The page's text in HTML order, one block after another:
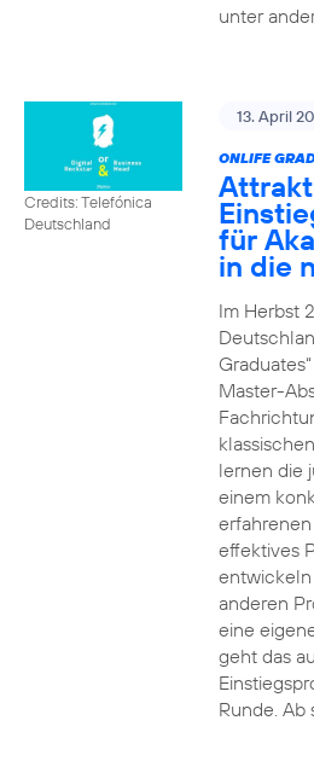
unter
Credits: Telefónica
Deutschland
13. April
ONLIFE
für
in die
Im Herbst
Master-
lernen die
einem
effektives
entwickeln
anderen
eine
geht das
Runde.